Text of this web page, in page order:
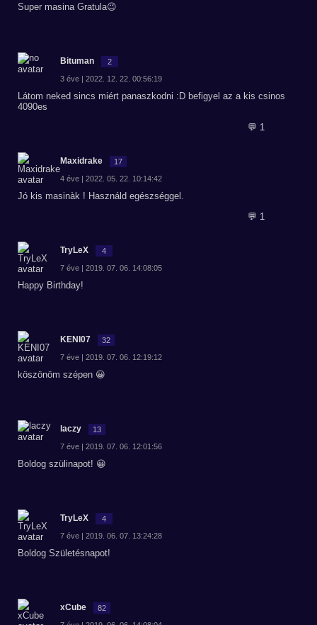
Super masina Gratula😉
Bituman 2
3 éve | 2022. 12. 22. 00:56:19
Látom neked sincs miért panaszkodni :D befigyel az a kis csinos
4090es
💬 1
Maxidrake 17
4 éve | 2022. 05. 22. 10:14:42
Jó kis masinàk ! Használd egészséggel.
💬 1
TryLeX 4
7 éve | 2019. 07. 06. 14:08:05
Happy Birthday!
KENI07 32
7 éve | 2019. 07. 06. 12:19:12
köszönöm szépen 😀
laczy 13
7 éve | 2019. 07. 06. 12:01:56
Boldog szülinapot! 😀
TryLeX 4
7 éve | 2019. 06. 07. 13:24:28
Boldog Születésnapot!
xCube 82